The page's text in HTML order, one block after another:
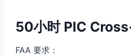
50小时 PIC
FAA 要求：